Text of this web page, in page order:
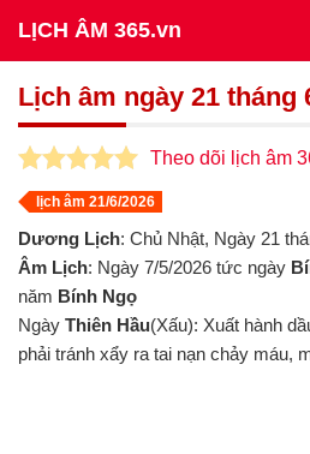
LỊCH ÂM 365.vn
Lịch âm ngày 21 tháng
Theo dõi lịch âm
lịch âm 21/6/2026
Dương Lịch: Chủ Nhật, Ngày 21
Âm Lịch: Ngày 7/5/2026 tức ngày
năm Bính Ngọ
Ngày Thiên Hầu(Xấu): Xuất hành
phải tránh xẩy ra tai nạn chảy máu,